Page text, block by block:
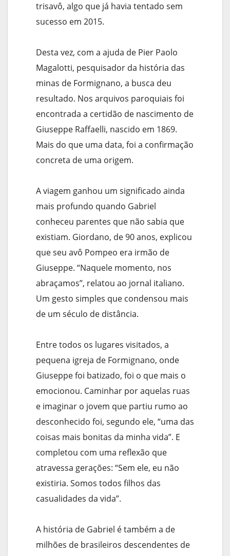
trisavô, algo que já havia tentado sem
sucesso em 2015.
Desta vez, com a ajuda de Pier Paolo
Magalotti, pesquisador da história das
minas de Formignano, a busca deu
resultado. Nos arquivos paroquiais foi
encontrada a certidão de nascimento de
Giuseppe Raffaelli, nascido em 1869.
Mais do que uma data, foi a confirmação
concreta de uma origem.
A viagem ganhou um significado ainda
mais profundo quando Gabriel
conheceu parentes que não sabia que
existiam. Giordano, de 90 anos, explicou
que seu avô Pompeo era irmão de
Giuseppe. “Naquele momento, nos
abraçamos”, relatou ao jornal italiano.
Um gesto simples que condensou mais
de um século de distância.
Entre todos os lugares visitados, a
pequena igreja de Formignano, onde
Giuseppe foi batizado, foi o que mais o
emocionou. Caminhar por aquelas ruas
e imaginar o jovem que partiu rumo ao
desconhecido foi, segundo ele, “uma das
coisas mais bonitas da minha vida”. E
completou com uma reflexão que
atravessa gerações: “Sem ele, eu não
existiria. Somos todos filhos das
casualidades da vida”.
A história de Gabriel é também a de
milhões de brasileiros descendentes de